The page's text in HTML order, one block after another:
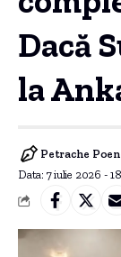
Dacă
la
Data: 7 iulie 2026 -
Petrache